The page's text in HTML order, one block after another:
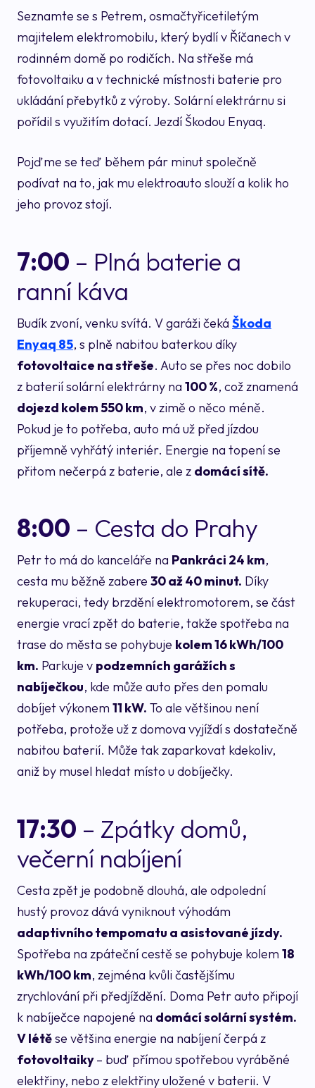
Seznamte se s Petrem, osmačtyřicetiletým
majitelem elektromobilu, který bydlí v Říčanech v
rodinném domě po rodičích. Na střeše má
fotovoltaiku a v technické místnosti baterie pro
ukládání přebytků z výroby. Solární elektrárnu si
pořídil s využitím dotací. Jezdí Škodou Enyaq.
Pojďme se teď během pár minut společně
podívat na to, jak mu elektroauto slouží a kolik ho
jeho provoz stojí.
7:00 – Plná baterie a
ranní káva
Budík zvoní, venku svítá. V garáži čeká Škoda
Enyaq 85, s plně nabitou baterkou díky
fotovoltaice na střeše. Auto se přes noc dobilo
z baterií solární elektrárny na 100 %, což znamená
dojezd kolem 550 km, v zimě o něco méně.
Pokud je to potřeba, auto má už před jízdou
příjemně vyhřátý interiér. Energie na topení se
přitom nečerpá z baterie, ale z domácí sítě.
8:00 – Cesta do Prahy
Petr to má do kanceláře na Pankráci 24 km,
cesta mu běžně zabere 30 až 40 minut. Díky
rekuperaci, tedy brzdění elektromotorem, se část
energie vrací zpět do baterie, takže spotřeba na
trase do města se pohybuje kolem 16 kWh/100
km. Parkuje v podzemních garážích s
nabíječkou, kde může auto přes den pomalu
dobíjet výkonem 11 kW. To ale většinou není
potřeba, protože už z domova vyjíždí s dostatečně
nabitou baterií. Může tak zaparkovat kdekoliv,
aniž by musel hledat místo u dobíječky.
17:30 – Zpátky domů,
večerní nabíjení
Cesta zpět je podobně dlouhá, ale odpolední
hustý provoz dává vyniknout výhodám
adaptivního tempomatu a asistované jízdy.
Spotřeba na zpáteční cestě se pohybuje kolem 18
kWh/100 km, zejména kvůli častějšímu
zrychlování při předjíždění. Doma Petr auto připojí
k nabíječce napojené na domácí solární systém.
V létěse většina energie na nabíjení čerpá z
fotovoltaiky– buď přímou spotřebou vyráběné
elektřiny, nebo z elektřiny uložené v baterii. V